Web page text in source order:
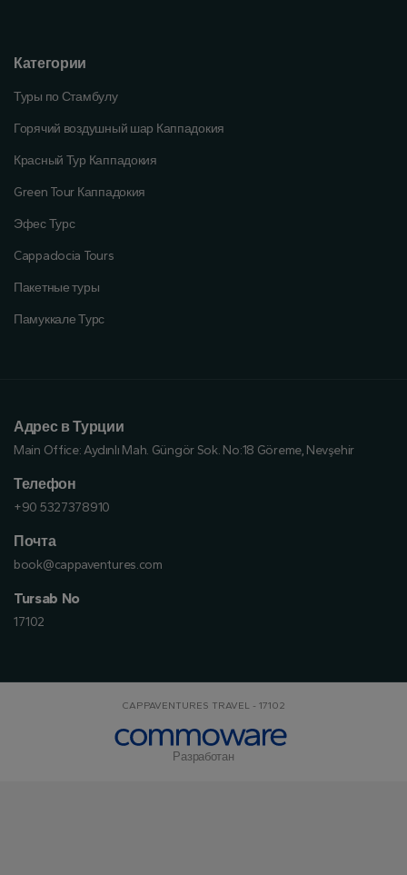
Категории
Туры по Стамбулу
Горячий воздушный шар Каппадокия
Красный Тур Каппадокия
Green Tour Каппадокия
Эфес Турс
Cappadocia Tours
Пакетные туры
Памуккале Турс
Адрес в Турции
Main Office:Aydınlı Mah. Güngör Sok. No:18 Göreme, Nevşehir
Телефон
+90 5327378910
Почта
book@cappaventures.com
Tursab No
17102
CAPPAVENTURES TRAVEL - 17102
Разработан